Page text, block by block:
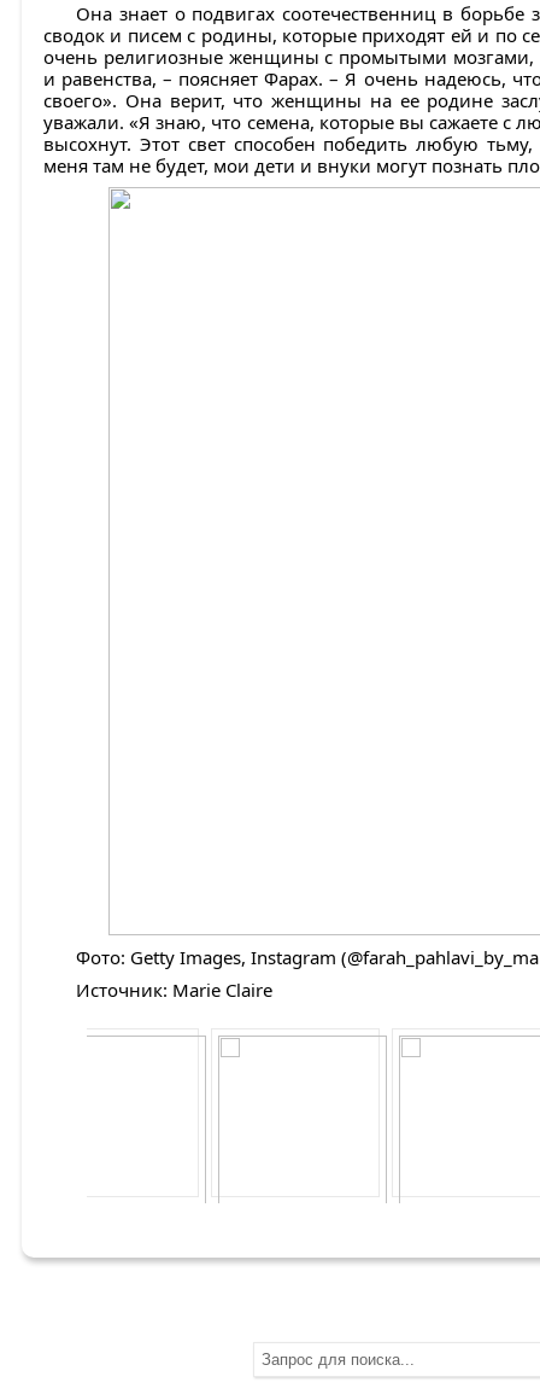
Она знает о подвигах соотечественниц в
сводок и писем с родины, которые приходят ей и по
очень религиозные женщины с промытыми мозгами,
и равенства, – поясняет Фарах. – Я очень надеюсь,
своего». Она верит, что женщины на ее родине
уважали. «Я знаю, что семена, которые вы сажаете с
высохнут. Этот свет способен победить любую
меня там не будет, мои дети и внуки могут познать
Фото: Getty Images, Instagram
Источник: Marie Claire